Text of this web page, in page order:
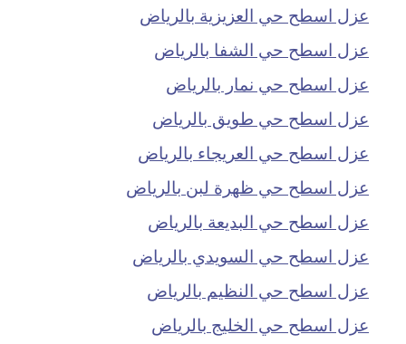
عزل اسطح حي العزيزية بالرياض
عزل اسطح حي الشفا بالرياض
عزل اسطح حي نمار بالرياض
عزل اسطح حي طويق بالرياض
عزل اسطح حي العريجاء بالرياض
عزل اسطح حي ظهرة لبن بالرياض
عزل اسطح حي البديعة بالرياض
عزل اسطح حي السويدي بالرياض
عزل اسطح حي النظيم بالرياض
عزل اسطح حي الخليج بالرياض